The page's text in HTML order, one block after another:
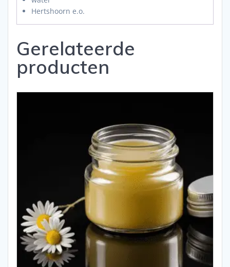
Hertshoorn e.o.
Gerelateerde
producten